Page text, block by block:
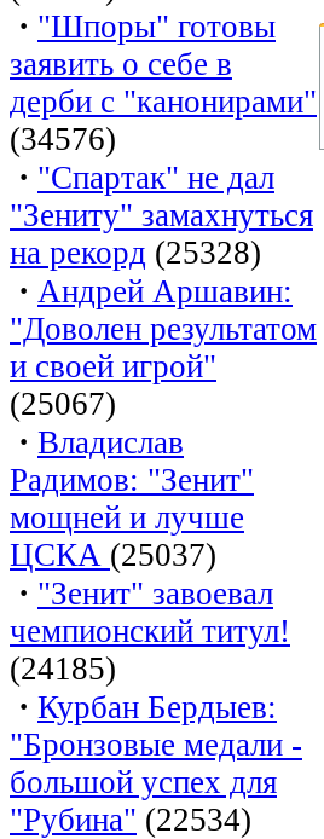
· "Шпоры" готовы
заявить о себе в
дерби с "канонирами"
(34576)
· "Спартак" не дал
"Зениту" замахнуться
на рекорд (25328)
· Андрей Аршавин:
"Доволен результатом
и своей игрой"
(25067)
· Владислав
Радимов: "Зенит"
мощней и лучше
ЦСКА (25037)
· "Зенит" завоевал
чемпионский титул!
(24185)
· Курбан Бердыев:
"Бронзовые медали -
большой успех для
"Рубина" (22534)